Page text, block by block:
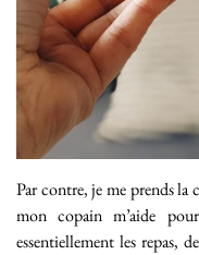
Par contre, je me prends la
mon copain m’aide
essentiellement les repas,